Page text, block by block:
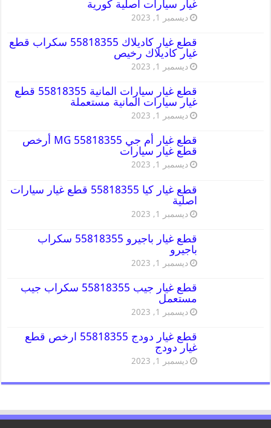
غيار سيارات اصلية كورية
ديسمبر 1, 2023
قطع غيار كاديلاك 55818355 سكراب قطع
غيار كاديلاك رخيص
ديسمبر 1, 2023
قطع غيار سيارات المانية 55818355 قطع
غيار سيارات المانية مستعملة
ديسمبر 1, 2023
قطع غيار أم جي MG 55818355 أرخص
قطع غيار سيارات
ديسمبر 1, 2023
قطع غيار كيا 55818355 قطع غيار سيارات
اصلية
ديسمبر 1, 2023
قطع غيار باجيرو 55818355 سكراب
باجيرو
ديسمبر 1, 2023
قطع غيار جيب 55818355 سكراب جيب
مستعمل
ديسمبر 1, 2023
قطع غيار دودج 55818355 ارخص قطع
غيار دودج
ديسمبر 1, 2023